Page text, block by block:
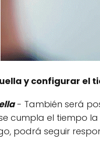
y configurar el
- También será
cumpla el
podrá seguir